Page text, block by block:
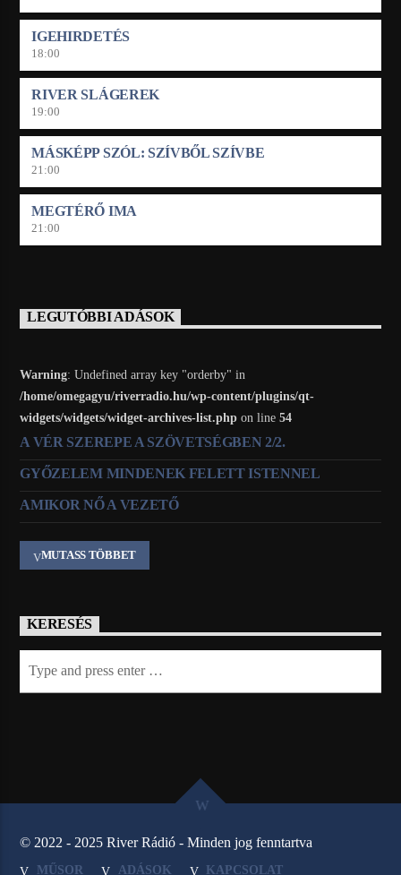
IGEHIRDETÉS
18:00
RIVER SLÁGEREK
19:00
MÁSKÉPP SZÓL: SZÍVBŐL SZÍVBE
21:00
MEGTÉRŐ IMA
21:00
LEGUTÓBBI ADÁSOK
Warning: Undefined array key "orderby" in
/home/omegagyu/riverradio.hu/wp-content/plugins/qt-
widgets/widgets/widget-archives-list.php on line54
A VÉR SZEREPE A SZÖVETSÉGBEN 2/2.
GYŐZELEM MINDENEK FELETT ISTENNEL
AMIKOR NŐ A VEZETŐ
MUTASS TÖBBET
KERESÉS
© 2022 - 2025 River Rádió - Minden jog fenntartva
MŰSOR ADÁSOK KAPCSOLAT